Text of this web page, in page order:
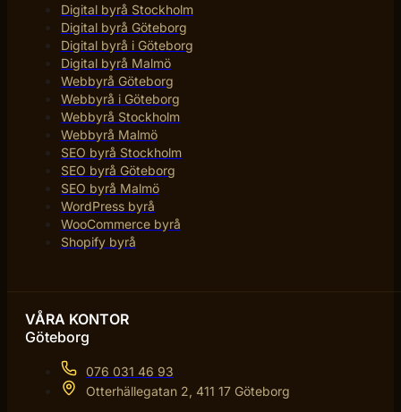
Digital byrå Stockholm
Digital byrå Göteborg
Digital byrå i Göteborg
Digital byrå Malmö
Webbyrå Göteborg
Webbyrå i Göteborg
Webbyrå Stockholm
Webbyrå Malmö
SEO byrå Stockholm
SEO byrå Göteborg
SEO byrå Malmö
WordPress byrå
WooCommerce byrå
Shopify byrå
VÅRA KONTOR
Göteborg
076 031 46 93
Otterhällegatan 2, 411 17 Göteborg